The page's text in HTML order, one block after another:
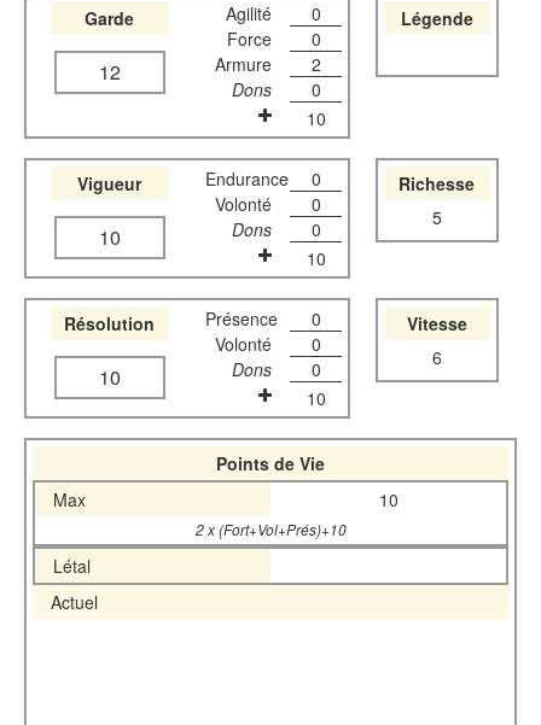
Garde
12
Agilité
0
Force
0
Armure
2
Dons
0
10
Légende
Vigueur
10
Endurance
0
Volonté
0
Dons
0
10
Richesse
5
Résolution
10
Présence
0
Volonté
0
Dons
0
10
Vitesse
6
Points de Vie
Max
10
2 x (Fort+Vol+Prés)+10
Létal
Actuel